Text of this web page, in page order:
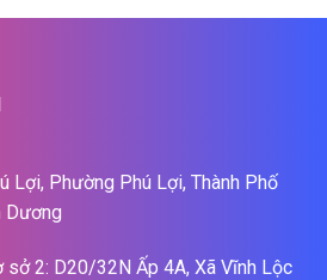
Lợi, Phường Phú Lợi, Thành Phố
Dương
2: D20/32N Ấp 4A, Xã Vĩnh Lộc